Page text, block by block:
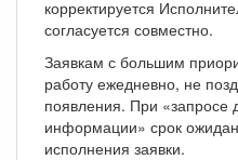
корректируется
согласуется совместно.
Заявкам с большим
работу ежедневно, не
появления. При «запросе
информации» срок
исполнения заявки.